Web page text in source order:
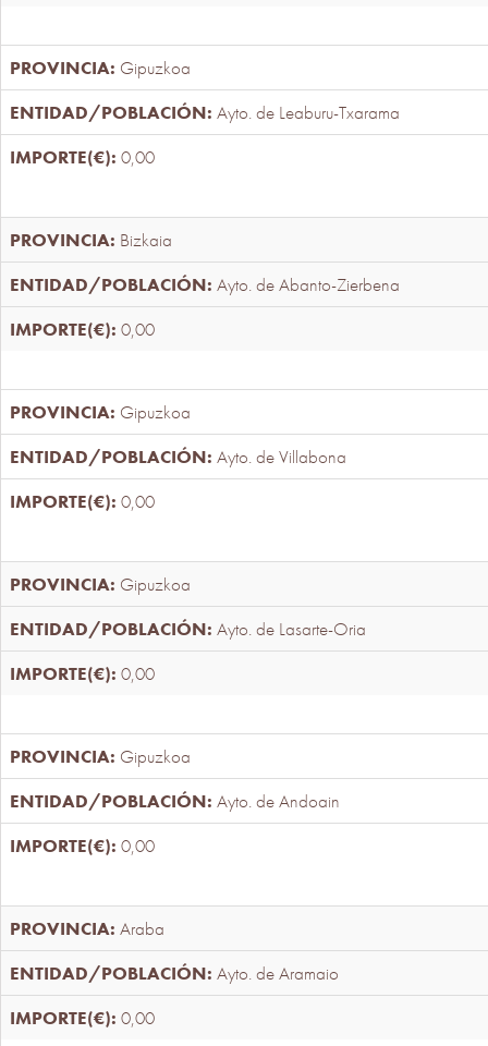
Gipuzkoa
Ayto. de Leaburu-Txarama
0,00
Bizkaia
Ayto. de Abanto-Zierbena
0,00
Gipuzkoa
Ayto. de Villabona
0,00
Gipuzkoa
Ayto. de Lasarte-Oria
0,00
Gipuzkoa
Ayto. de Andoain
0,00
Araba
Ayto. de Aramaio
0,00